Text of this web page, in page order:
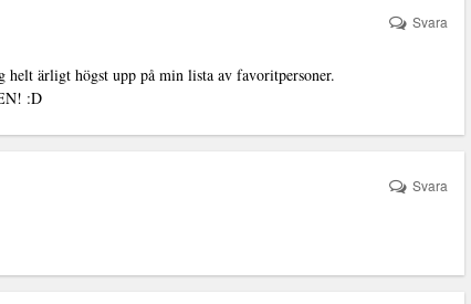
ärligt högst upp på min lista av favoritpersoner.
:D
Svara
Svara